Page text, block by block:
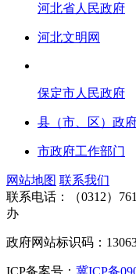
河北省人民政府
河北文明网
保定市人民政府
县（市、区）政
市政府工作部门
网站地图 联系我们
联系电话：（0312）
办
政府网站标识码：
ICP备案号： 冀ICP备